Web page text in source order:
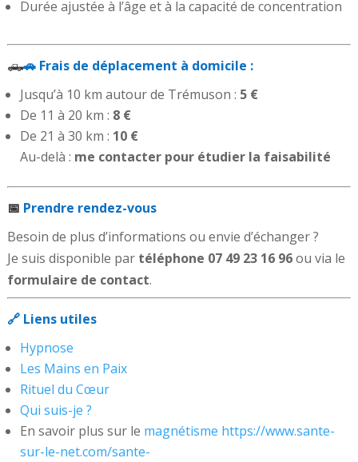
Durée ajustée à l’âge et à la capacité de concentration
🛻🚗 Frais de déplacement à domicile :
Jusqu’à 10 km autour de Trémuson : 5 €
De 11 à 20 km : 8 €
De 21 à 30 km : 10 €
Au-delà : me contacter pour étudier la faisabilité
📅 Prendre rendez-vous
Besoin de plus d’informations ou envie d’échanger ?
Je suis disponible par téléphone 07 49 23 16 96ou via le
formulaire de contact.
🔗 Liens utiles
Hypnose
Les Mains en Paix
Rituel du Cœur
Qui suis-je ?
En savoir plus sur le magnétisme https://www.sante-
sur-le-net.com/sante-